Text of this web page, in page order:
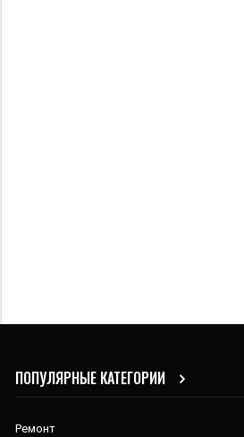
ПОПУЛЯРНЫЕ КАТЕГОРИИ
Ремонт